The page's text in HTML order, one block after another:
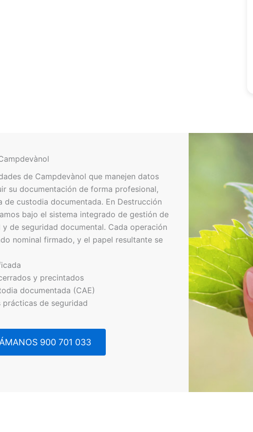
de Campdevànol que manejen datos
su documentación de forma profesional,
de custodia documentada. En Destrucción
bajo el sistema integrado de gestión de
de seguridad documental. Cada operación
nominal firmado, y el papel resultante se
y precintados
documentada (CAE)
prácticas de seguridad
900 701 033